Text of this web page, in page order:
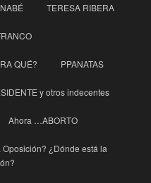
TERESA RIBERA
QUÉ? PPANATAS
y otros indecentes
Ahora …ABORTO
¿Dónde está la